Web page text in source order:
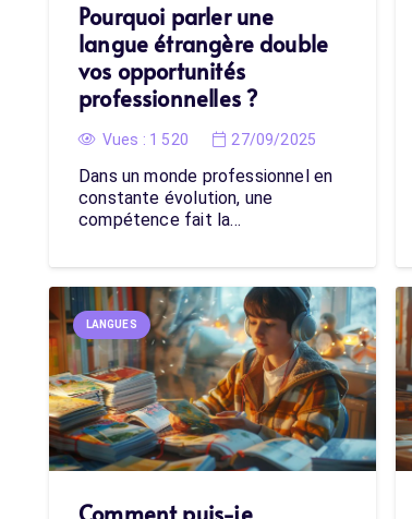
Pourquoi parler une
langue étrangère double
vos opportunités
professionnelles ?
Vues : 1 520 27/09/2025
Dans un monde professionnel en
constante évolution, une
compétence fait la…
LANGUES